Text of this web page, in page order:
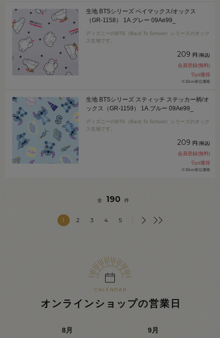
生地 BTSシリーズ ベイマックス/オックス
（GR-1158） 1A.グレー 09Ae99_
ディズニーのBTS（Back To School）シリーズのオック
ス生地です。
209 円 (税込)
会員登録(無料)
9pt獲得
※10cm単位価格
生地 BTSシリーズ スティッチ ステッカー柄/オ
ックス（GR-1159） 1A.ブルー 09Ae99_
ディズニーのBTS（Back To School）シリーズのオック
ス生地です。
209 円 (税込)
会員登録(無料)
9pt獲得
※10cm単位価格
全 190 件
1 2 3 4 5
オンラインショップの営業日
8月 9月